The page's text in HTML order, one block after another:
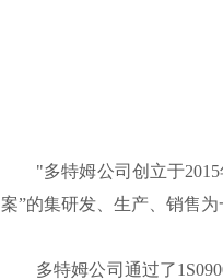
"多特姆公司创立于2015
案”的集研发、生产、销售
多特姆公司通过了